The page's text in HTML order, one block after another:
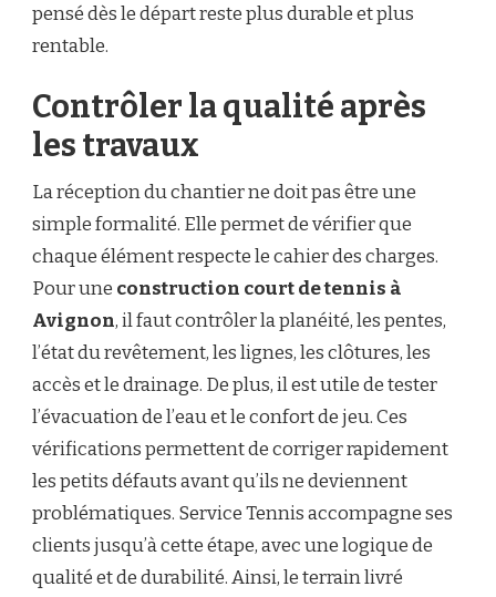
pensé dès le départ reste plus durable et plus
rentable.
Contrôler la qualité après
les travaux
La réception du chantier ne doit pas être une
simple formalité. Elle permet de vérifier que
chaque élément respecte le cahier des charges.
Pour une construction court de tennis à
Avignon, il faut contrôler la planéité, les pentes,
l’état du revêtement, les lignes, les clôtures, les
accès et le drainage. De plus, il est utile de tester
l’évacuation de l’eau et le confort de jeu. Ces
vérifications permettent de corriger rapidement
les petits défauts avant qu’ils ne deviennent
problématiques. Service Tennis accompagne ses
clients jusqu’à cette étape, avec une logique de
qualité et de durabilité. Ainsi, le terrain livré